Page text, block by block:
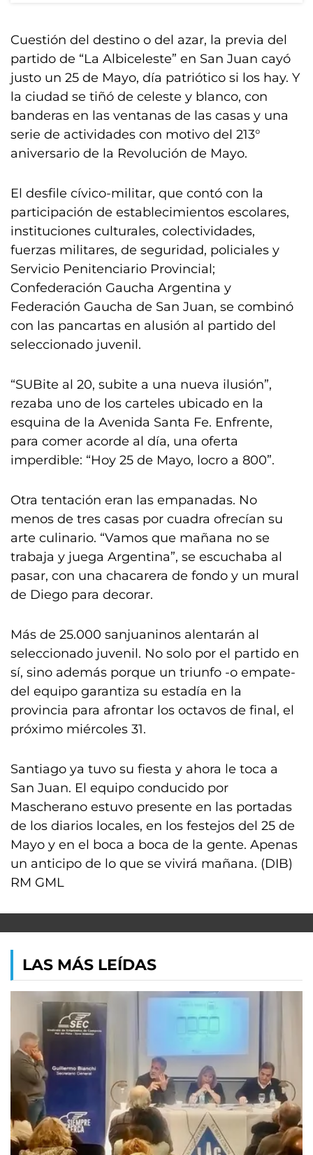
Cuestión del destino o del azar, la previa del
partido de “La Albiceleste” en San Juan cayó
justo un 25 de Mayo, día patriótico si los hay. Y
la ciudad se tiñó de celeste y blanco, con
banderas en las ventanas de las casas y una
serie de actividades con motivo del 213°
aniversario de la Revolución de Mayo.
El desfile cívico-militar, que contó con la
participación de establecimientos escolares,
instituciones culturales, colectividades,
fuerzas militares, de seguridad, policiales y
Servicio Penitenciario Provincial;
Confederación Gaucha Argentina y
Federación Gaucha de San Juan, se combinó
con las pancartas en alusión al partido del
seleccionado juvenil.
“SUBite al 20, subite a una nueva ilusión”,
rezaba uno de los carteles ubicado en la
esquina de la Avenida Santa Fe. Enfrente,
para comer acorde al día, una oferta
imperdible: “Hoy 25 de Mayo, locro a 800”.
Otra tentación eran las empanadas. No
menos de tres casas por cuadra ofrecían su
arte culinario. “Vamos que mañana no se
trabaja y juega Argentina”, se escuchaba al
pasar, con una chacarera de fondo y un mural
de Diego para decorar.
Más de 25.000 sanjuaninos alentarán al
seleccionado juvenil. No solo por el partido en
sí, sino además porque un triunfo -o empate-
del equipo garantiza su estadía en la
provincia para afrontar los octavos de final, el
próximo miércoles 31.
Santiago ya tuvo su fiesta y ahora le toca a
San Juan. El equipo conducido por
Mascherano estuvo presente en las portadas
de los diarios locales, en los festejos del 25 de
Mayo y en el boca a boca de la gente. Apenas
un anticipo de lo que se vivirá mañana. (DIB)
RM GML
LAS MÁS LEÍDAS